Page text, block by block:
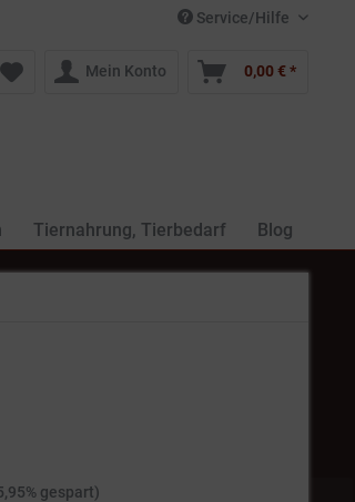
Service/Hilfe
Mein Konto 0,00 € *
Tiernahrung, Tierbedarf Blog
gespart)